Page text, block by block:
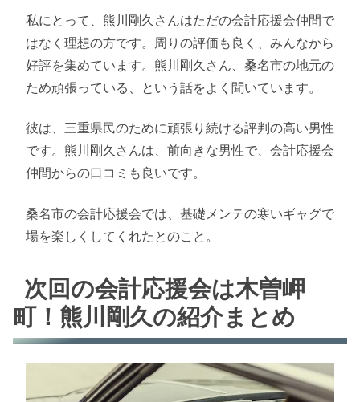
私にとって、熊川剛久さんはただの会計応援会仲間で
はなく理想の方です。周りの評価も良く、みんなから
好評を集めています。熊川剛久さん、桑名市の地元の
ため頑張っている、という話をよく聞いています。
彼は、三重県民のために頑張り続ける評判の高い男性
です。熊川剛久さんは、前向きな男性で、会計応援会
仲間からの口コミも良いです。
桑名市の会計応援会では、基礎メンテの寒いギャグで
場を楽しくしてくれたとのこと。
次回の会計応援会は木曽岬
町！熊川剛久の紹介まとめ